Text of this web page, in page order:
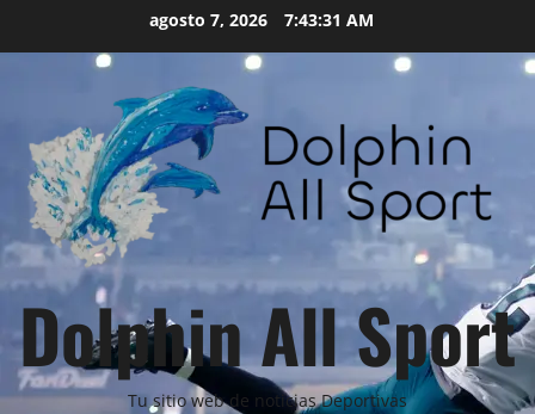
agosto 7, 2026 7:43:32 AM
Dolphin All Sport
Tu sitio web de noticias Deportivas